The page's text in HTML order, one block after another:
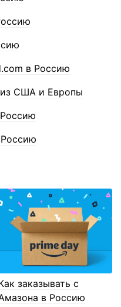
в Россию
США и Европы
Россию
заказывать с
в Россию